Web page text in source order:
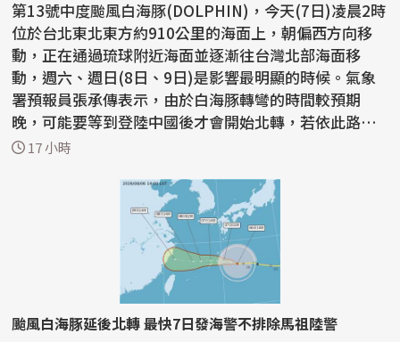
第13號中度颱風白海豚(DOLPHIN)，今天(7日)凌晨2時
位於台北東北東方約910公里的海面上，朝偏西方向移
動，正在通過琉球附近海面並逐漸往台灣北部海面移
動，週六、週日(8日、9日)是影響最明顯的時候。氣象
署預報員張承傳表示，由於白海豚轉彎的時間較預期
晚，可能要等到登陸中國後才會開始北轉，若依此路
徑，最快今天下半...
17 小時
颱風白海豚延後北轉 最快7日發海警不排除馬祖陸警